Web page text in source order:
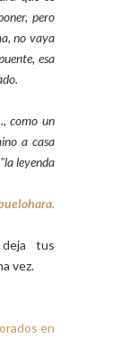
pero
no vaya
esa
como un
a casa
leyenda
tus
vez.
en